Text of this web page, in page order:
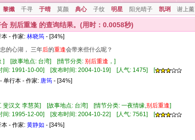
黎孅 千寻 于晴 莫颜 典心 子纹 明星 阳光晴子 凯琍 谢上薰
别后重逢 的查询结果。(用时：0.0058秒)
本 - 作家: 林晓筠 - [34%]
的心湖， 三年后的重逢会带来些什么呢？
] [故事地点: 台湾] [情节分类: 别 后重逢 ，]
间: 1991-10-00] [发布时间: 2004-10-19] [人气: 1475] [
- 单行本 - 作家: 唐筠 - [34%]
斐汉文 李慧英] [故事地点: 台湾] [情节分类: 一夜情缘,别 后重逢]
间: 1995-12-00] [发布时间: 2004-10-22] [人气: 7561] [
本 - 作家: 黄静如 - [34%]